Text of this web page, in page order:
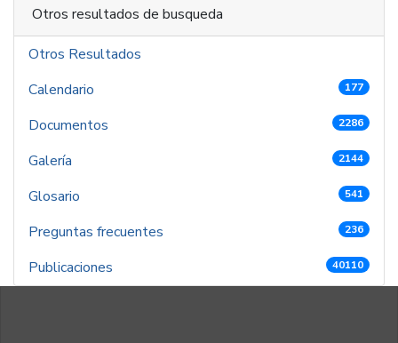
Otros resultados de busqueda
Otros Resultados
Calendario
177
Documentos 2286
Galería 2144
Glosario 541
Preguntas frecuentes 236
Publicaciones 40110